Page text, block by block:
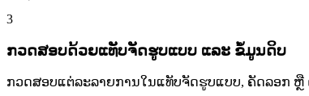
3
ກວດສອບດ້ວຍແທັບຈັດຮູບແບບ ແລະ ຂໍ້ມູນດິບ
ກວດສອບແຕ່ລະລາຍການໃນແທັບຈັດຮູບແບບ, ຄັດລອກ ຫຼື